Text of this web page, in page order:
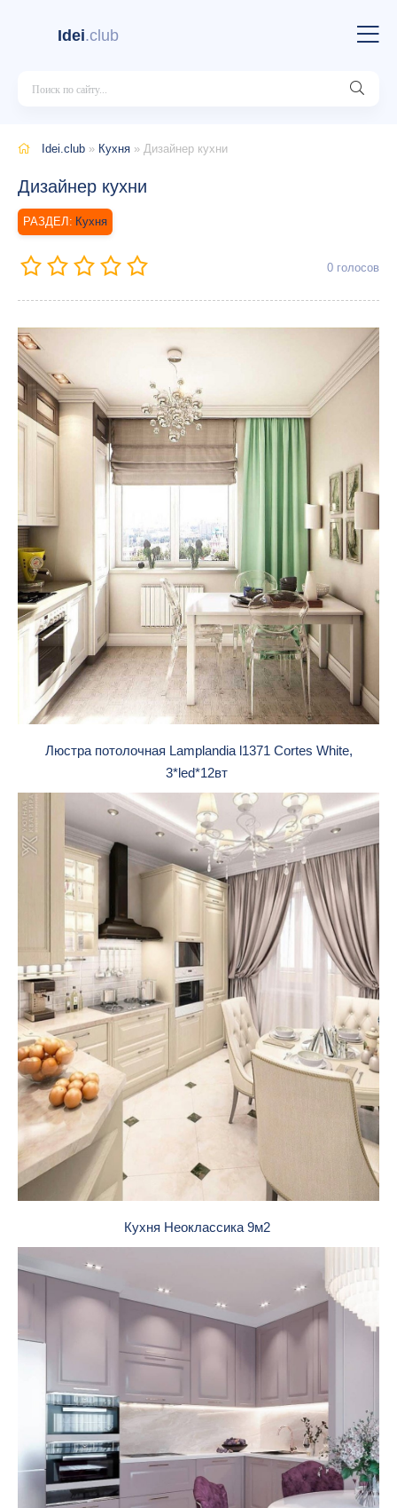
Idei.club
Idei.club » Кухня » Дизайнер кухни
Дизайнер кухни
Кухня
0 голосов
Люстра потолочная Lamplandia l1371 Cortes White,
3*led*12вт
Кухня Неоклассика 9м2